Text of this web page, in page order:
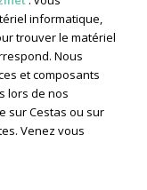
informatique,
trouver le matériel
Nous
et composants
lors de nos
sur Cestas ou sur
Venez vous